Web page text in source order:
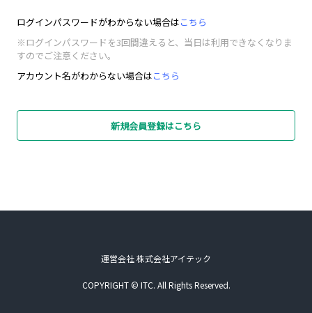
ログインパスワードがわからない場合はこちら
※ログインパスワードを3回間違えると、当日は利用できなくなりま
すのでご注意ください。
アカウント名がわからない場合はこちら
新規会員登録はこちら
運営会社 株式会社アイテック
COPYRIGHT © ITC. All Rights Reserved.